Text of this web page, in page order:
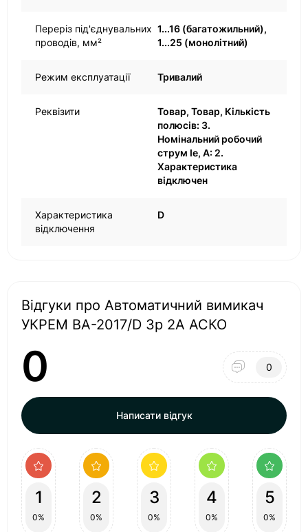
Переріз під'єднувальних
проводів, мм²
1...16 (багатожильний),
1...25 (монолітний)
Режим експлуатації Тривалий
Реквізити
Товар, Товар, Кількість
полюсів: 3.
Номінальний робочий
струм Ie, A: 2.
Характеристика
відключен
Характеристика
відключення
D
Відгуки про Автоматичний вимикач
УКРЕМ ВА-2017/D 3р 2А АСКО
0 0
Написати відгук
1
0%
2
0%
3
0%
4
0%
5
0%